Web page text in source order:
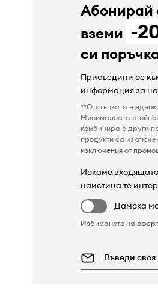
Абонирай
вземи -
си
Присъедини се
информация за
**Отстъпката е
Минималната
комбинира с други
продукти са
изключения от
Искаме
наистина те
Дамска
Избирането на